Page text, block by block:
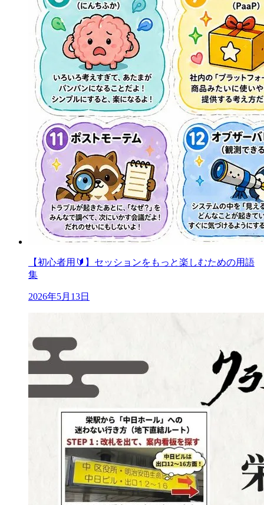
【初心者用🔰】セッションをもっと楽しむための用語
集
2026年5月13日